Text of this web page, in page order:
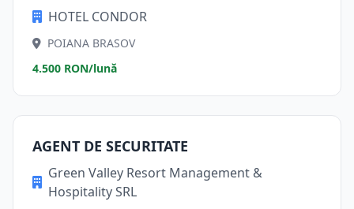
HOTEL CONDOR
POIANA BRASOV
4.500 RON/lună
AGENT DE SECURITATE
Green Valley Resort Management &
Hospitality SRL